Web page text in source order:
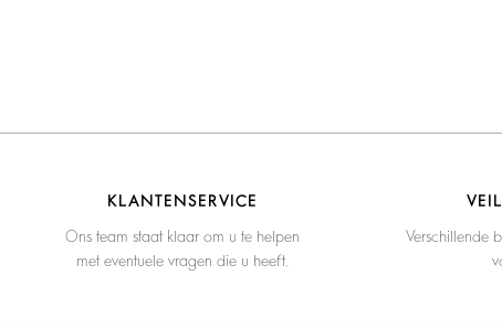
KLANTENSERVICE
Ons team staat klaar om u te helpen
met eventuele vragen die u heeft.
Verschillende